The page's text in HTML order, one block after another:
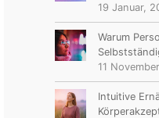
19 Januar,
Warum
11
Intuitive